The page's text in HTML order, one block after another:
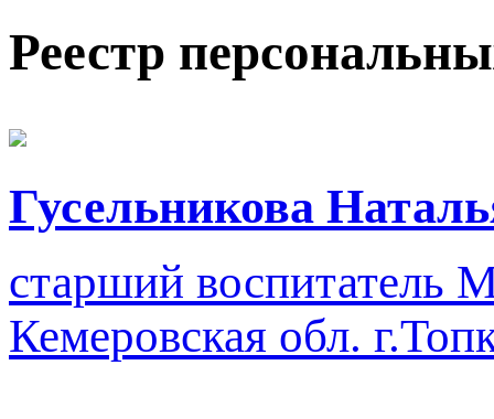
Реестр
Гусельникова
старший воспитатель
Кемеровская обл.